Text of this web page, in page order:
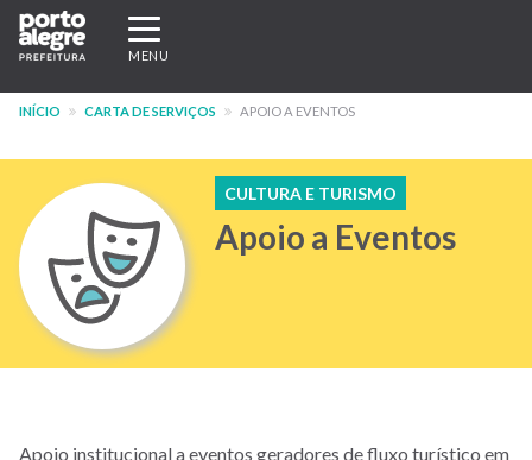
Pular
para
conteúdo
Expandir/recolher
navegação
MENU
INÍCIO CARTA DE SERVIÇOS APOIO A EVENTOS
CULTURA E TURISMO
Apoio a Eventos
Apoio institucional a eventos geradores de fluxo turístico em